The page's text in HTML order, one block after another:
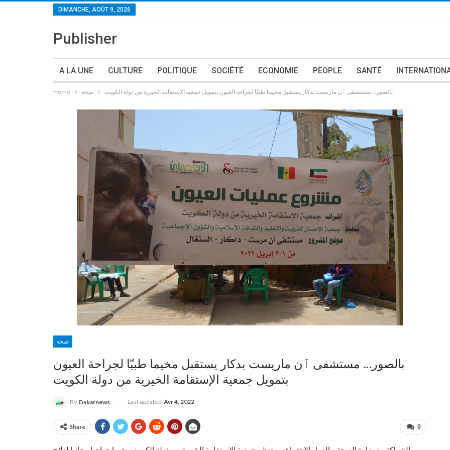
DIMANCHE, AOÛT 9, 2026
Publisher
A LA UNE CULTURE POLITIQUE SOCIÉTÉ ECONOMIE PEOPLE SANTÉ
Home صحة بالصور… مستشفى ٱن ماريست بدكار يستقبل مخيما طبيّا لجراحة العيون بتمويل جمعية الإستقامة الخيرية من دولة الكويت
صحة
بالصور… مستشفى ٱن ماريست بدكار يستقبل مخيما طبيّا لجراحة العيون
بتمويل جمعية الإستقامة الخيرية من دولة الكويت
By Dakarnews Last updated Avr 4, 2022
0
Share